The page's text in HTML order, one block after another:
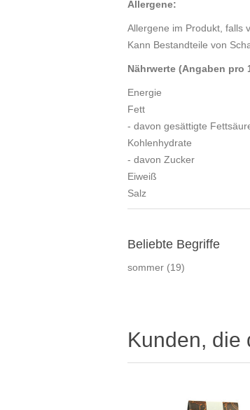
Allergene:
Allergene im Produkt, falls
Kann Bestandteile von
Nährwerte (Angaben pro
Energie
Fett
- davon gesättigte
Kohlenhydrate
- davon Zucker
Eiweiß
Salz
Beliebte Begriffe
sommer (19)
Kunden, die